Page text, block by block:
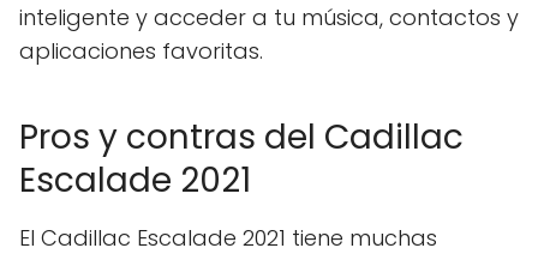
inteligente y acceder a tu música, contactos y
aplicaciones favoritas.
Pros y contras del Cadillac
Escalade 2021
El Cadillac Escalade 2021 tiene muchas